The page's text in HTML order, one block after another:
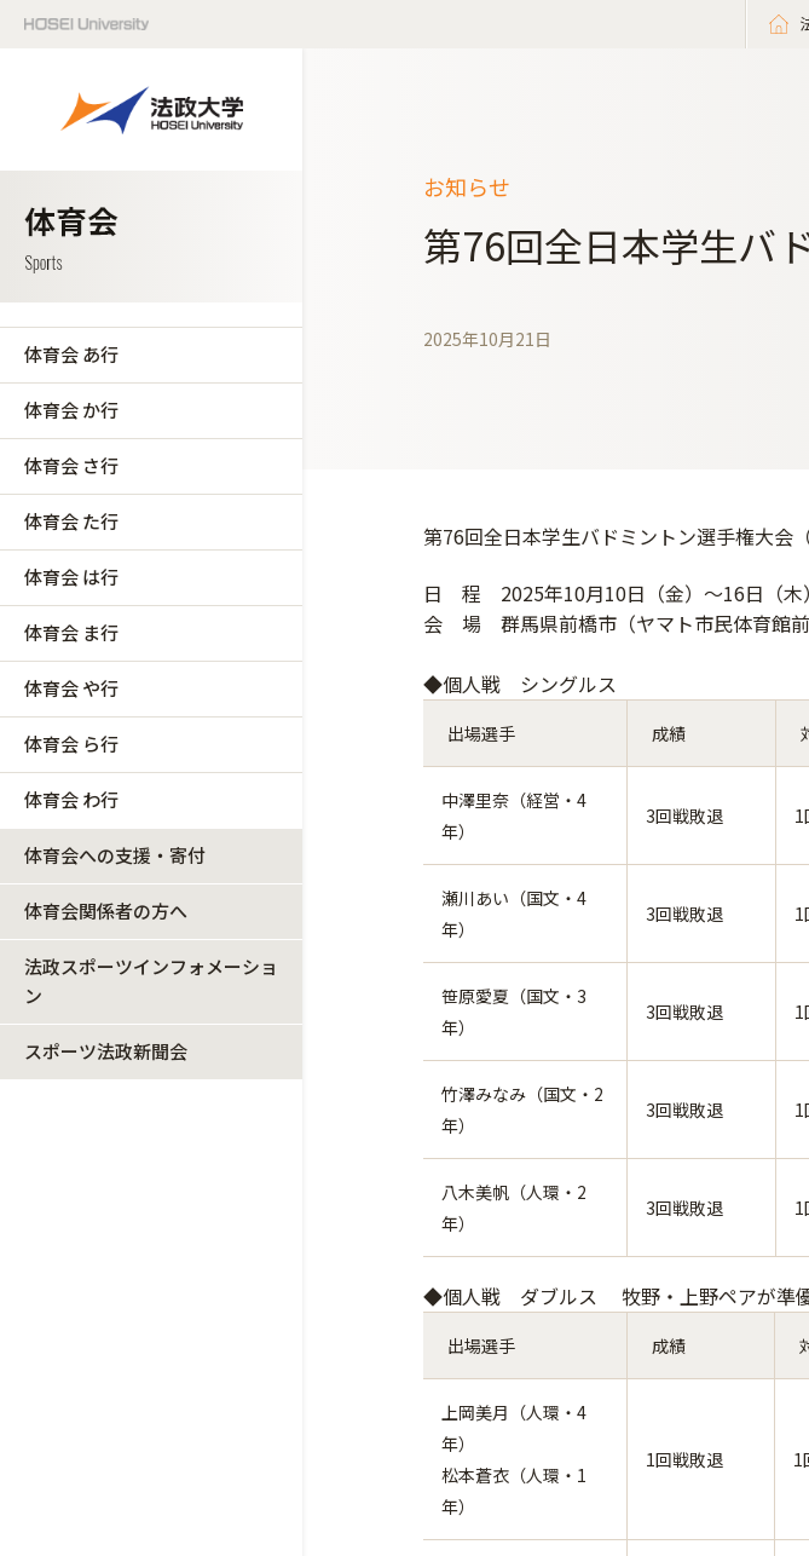
体育会 あ行
体育会 か行
体育会 さ行
体育会 た行
体育会 は行
体育会 ま行
体育会 や行
体育会 ら行
体育会 わ行
体育会への支援・寄付
体育会関係者の方へ
法政スポーツインフォメーショ
ン
スポーツ法政新聞会
お知らせ
第76回全日本学生バ
2025年10月21日
第76回全日本学生バドミントン選手権大会
日 程 2025年10月10日（金）～16日（木）
会 場 群馬県前橋市（ヤマト市民体育館前
◆個人戦 シングルス
出場選手 成績
中澤里奈（経営・4
年）
3回戦敗退
瀬川あい（国文・4
年）
3回戦敗退
笹原愛夏（国文・3
年）
3回戦敗退
竹澤みなみ（国文・2
年）
3回戦敗退
八木美帆（人環・2
年）
3回戦敗退
◆個人戦 ダブルス 牧野・上野ペアが準優
出場選手 成績
上岡美月（人環・4
年）
松本蒼衣（人環・1
年）
1回戦敗退 1